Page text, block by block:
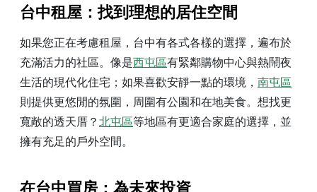
台中租屋：找到理想的居住空間
如果您正在考慮租屋，台中有各式各樣的選擇，遍布於
充滿活力的社區。像是西屯區有緊鄰購物中心與熱鬧夜
生活的現代化住宅；如果喜歡安靜一點的環境， 南屯區
則提供更悠閒的氛圍，周圍有公園和在地美食。想找更
寬敞的透天厝？北屯區等地區有更適合家庭的選擇，並
擁有充足的戶外空間。